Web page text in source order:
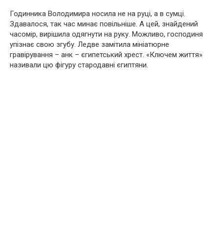
Годинника Володимира носила не на руці, а в сумці.
Здавалося, так час минає повільніше. А цей, знайдений
часомір, вирішила одягнути на руку. Можливо, господиня
упізнає свою згубу. Ледве замітила мініатюрне
гравірування – анк – єгипетський хрест. «Ключем життя»
називали цю фігуру стародавні єгиптяни.